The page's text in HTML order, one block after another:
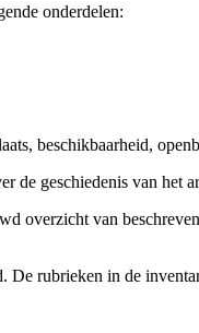
onderdelen:
beschikbaarheid,
de geschiedenis van
overzicht van
rubrieken in de